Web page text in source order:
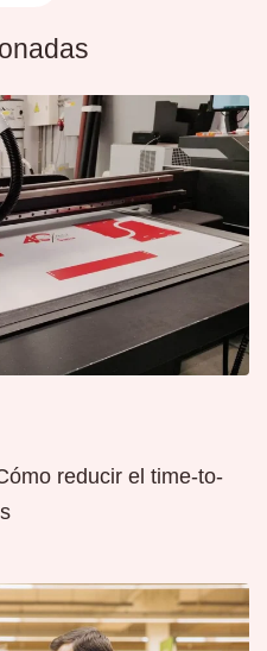
reducir el time-to-